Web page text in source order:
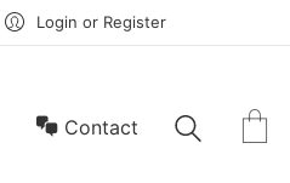
Login or Register
Contact